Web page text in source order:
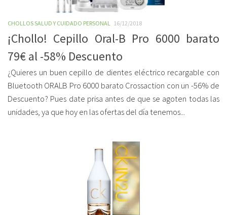
CHOLLOS SALUD Y CUIDADO PERSONAL 16/12/2018
¡Chollo! Cepillo Oral-B Pro 6000 barato
79€ al -58% Descuento
¿Quieres un buen cepillo de dientes eléctrico recargable con
Bluetooth ORALB Pro 6000 barato Crossaction con un -56% de
Descuento? Pues date prisa antes de que se agoten todas las
unidades, ya que hoy en las ofertas del día tenemos...